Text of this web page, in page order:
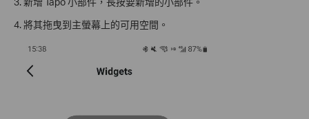
4. 將其拖曳到主螢幕上的可用空間。